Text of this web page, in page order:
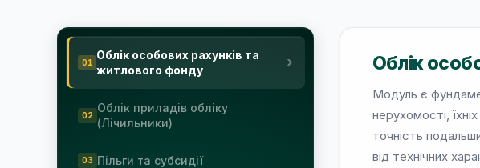
Облік особових рахунків та
житлового фонду
Облік приладів обліку
(Лічильники)
Пільги та субсидії
Облік
Модуль є
нерухомості,
точність
від технічних